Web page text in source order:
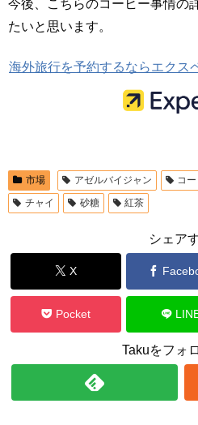
今後、こちらのコーヒー事情の
たいと思います。
海外旅行を予約するならエクス
市場 アゼルバイジャン コ
チャイ
砂糖 紅茶
シェア
X
Pocket
Takuをフォ